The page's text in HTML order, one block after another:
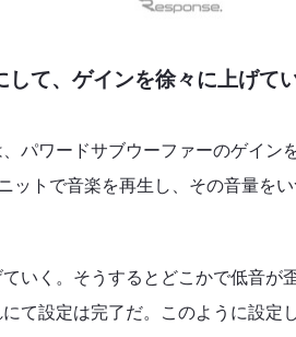
て、ゲインを徐々に上げて
パワードサブウーファーのゲイン
ットで音楽を再生し、その音量を
いく。そうするとどこかで低音が
て設定は完了だ。このように設定